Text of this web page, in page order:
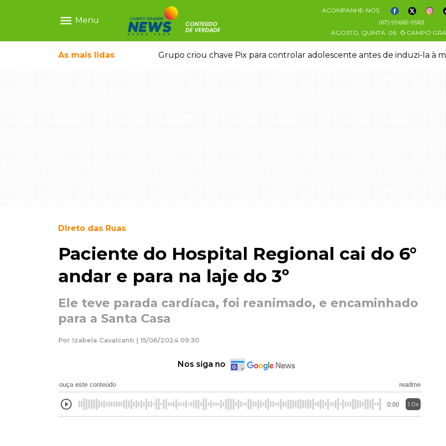
menu Menu
ACOMPANHE-NOS
(67) 99669-9563
AGOSTO, QUINTA 06 CAMPO
As mais lidas
serve pastel a quem madruga Grupo criou chave Pix para controlar adolescente antes de induzi-la à
Direto das Ruas
Paciente do Hospital Regional cai do 6°
andar e para na laje do 3º
Ele teve parada cardíaca, foi reanimado, e encaminhado
para a Santa Casa
Por Izabela Cavalcanti | 15/06/2024 09:30
Nos siga no
ouça este conteúdo readme
0:00 1.0x